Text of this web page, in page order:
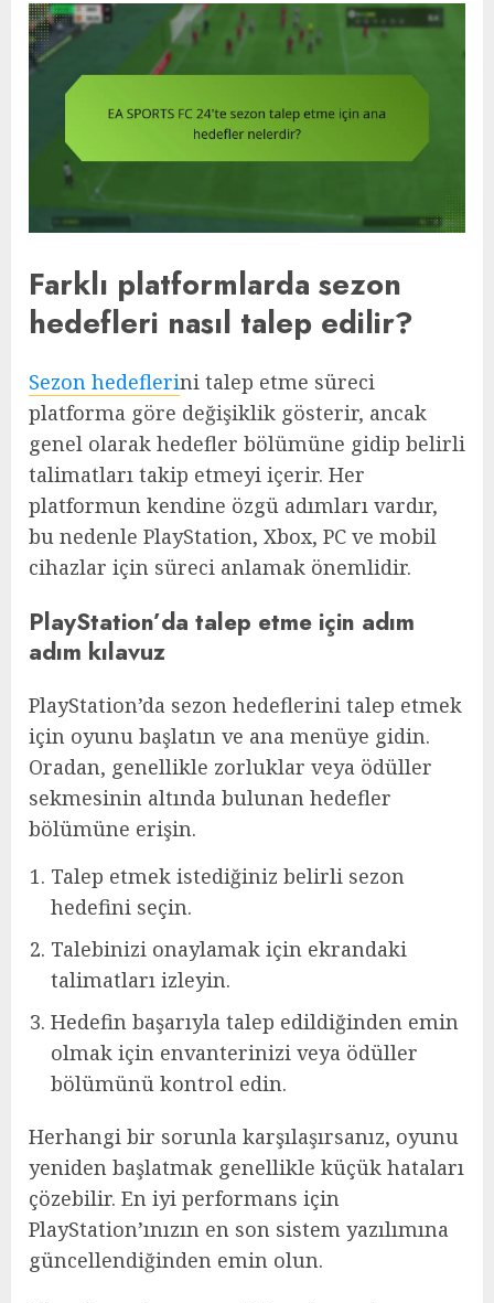
Farklı platformlarda sezon
hedefleri nasıl talep edilir?
Sezon hedeflerini talep etme süreci
platforma göre değişiklik gösterir, ancak
genel olarak hedefler bölümüne gidip belirli
talimatları takip etmeyi içerir. Her
platformun kendine özgü adımları vardır,
bu nedenle PlayStation, Xbox, PC ve mobil
cihazlar için süreci anlamak önemlidir.
PlayStation’da talep etme için adım
adım kılavuz
PlayStation’da sezon hedeflerini talep etmek
için oyunu başlatın ve ana menüye gidin.
Oradan, genellikle zorluklar veya ödüller
sekmesinin altında bulunan hedefler
bölümüne erişin.
Talep etmek istediğiniz belirli sezon
hedefini seçin.
Talebinizi onaylamak için ekrandaki
talimatları izleyin.
Hedefin başarıyla talep edildiğinden emin
olmak için envanterinizi veya ödüller
bölümünü kontrol edin.
Herhangi bir sorunla karşılaşırsanız, oyunu
yeniden başlatmak genellikle küçük hataları
çözebilir. En iyi performans için
PlayStation’ınızın en son sistem yazılımına
güncellendiğinden emin olun.